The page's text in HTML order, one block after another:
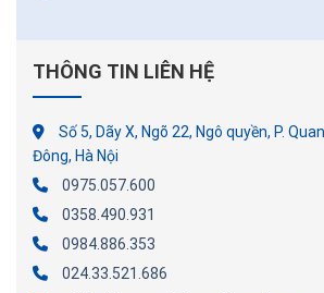
THÔNG TIN LIÊN HỆ
Số 5, Dãy X, Ngõ 22, Ngô quyền, P.
Đông, Hà Nội
0975.057.600
0358.490.931
0984.886.353
024.33.521.686